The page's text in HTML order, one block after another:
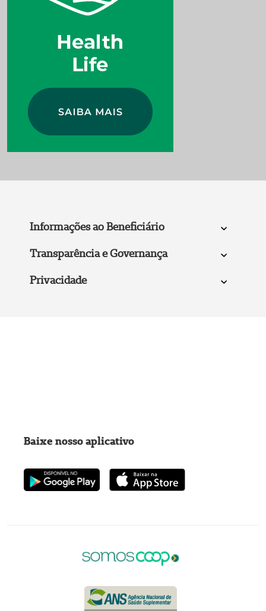
Informações ao Beneficiário
Transparência e Governança
Privacidade
Baixe nosso aplicativo